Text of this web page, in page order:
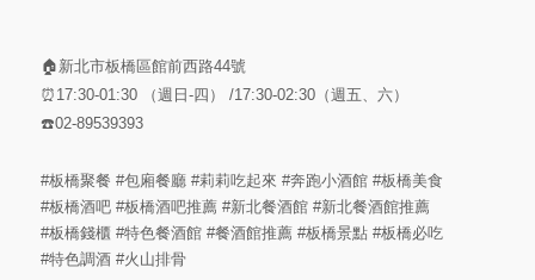
🏠新北市板橋區館前西路44號
⏰17:30-01:30 （週日-四） /17:30-02:30（週五、六）
☎️02-89539393
#板橋聚餐 #包廂餐廳 #莉莉吃起來 #奔跑小酒館 #板橋美食
#板橋酒吧 #板橋酒吧推薦 #新北餐酒館 #新北餐酒館推薦
#板橋錢櫃 #特色餐酒館 #餐酒館推薦 #板橋景點 #板橋必吃
#特色調酒 #火山排骨